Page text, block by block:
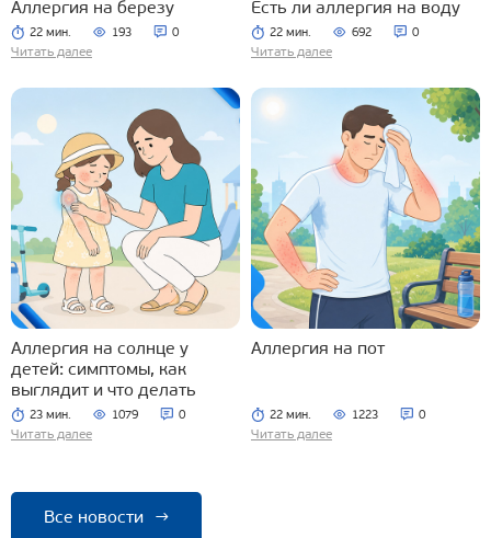
Аллергия на березу
22 мин. 193 0
Читать далее
Есть ли аллергия на воду
22 мин. 692 0
Читать далее
Аллергия на солнце у
детей: симптомы, как
выглядит и что делать
23 мин. 1079 0
Читать далее
Аллергия на пот
22 мин. 1223 0
Читать далее
Все новости →